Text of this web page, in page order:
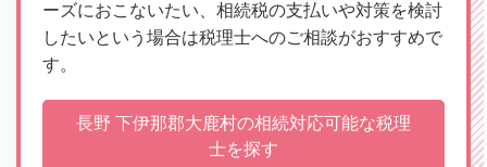
ーズにおこないたい、相続税の支払いや対策を検討
したいという場合は税理士へのご相談がおすすめで
す。
長野 下伊那郡大鹿村の相続対応可能な税理
士を探す